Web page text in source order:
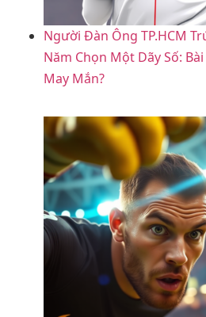
Người Đàn Ông TP.HCM
Năm Chọn Một Dãy Số:
May Mắn?